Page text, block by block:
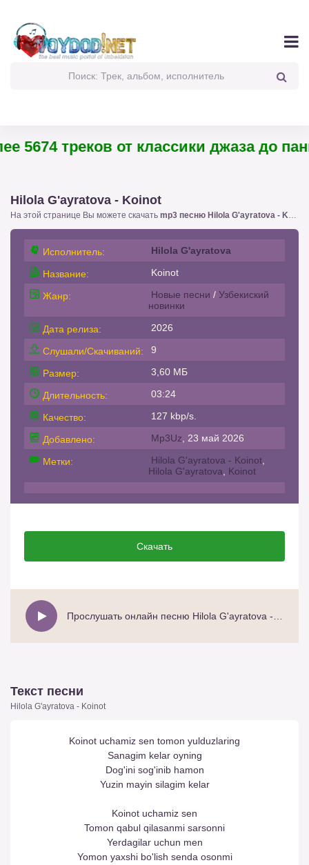
треков от классики джаза до панк-
Hilola G'ayratova - Koinot
На этой странице Вы можете скачать mp3 песню Hilola G'ayratova - Koinot
Исполнитель: Hilola G'ayratova
Название: Koinot
Жанр: Новые песни / Узбекиский
новинки
Дата релиза: 2026
Слушали/Скачиваний: 9
Размер: 3,60 МБ
Длительность: 03:24
Качество: 127 kbp/s.
Добавлено: Mp3Uz , 23 май 2026
Метки: Hilola G'ayratova - Koinot
Hilola G'ayratova
Koinot
Скачать
Текст песни
Hilola G'ayratova - Koinot
Koinot uchamiz sen tomon yulduzlaring
Sanagim kelar oyning
Dog'ini sog'inib hamon
Yuzin mayin silagim kelar
Koinot uchamiz sen
Tomon qabul qilasanmi sarsonni
Yerdagilar uchun men
Yomon yaxshi bo'lish senda osonmi